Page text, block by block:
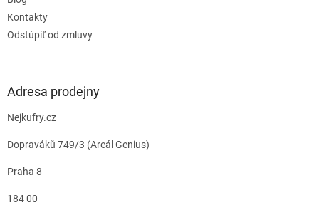
Kontakty
Odstúpiť od zmluvy
Adresa prodejny
Nejkufry.cz
Dopraváků 749/3 (Areál Genius)
Praha 8
184 00